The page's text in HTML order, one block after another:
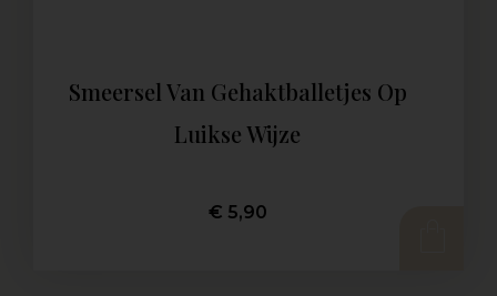
Smeersel Van Gehaktballetjes Op
Luikse Wijze
€ 5,90